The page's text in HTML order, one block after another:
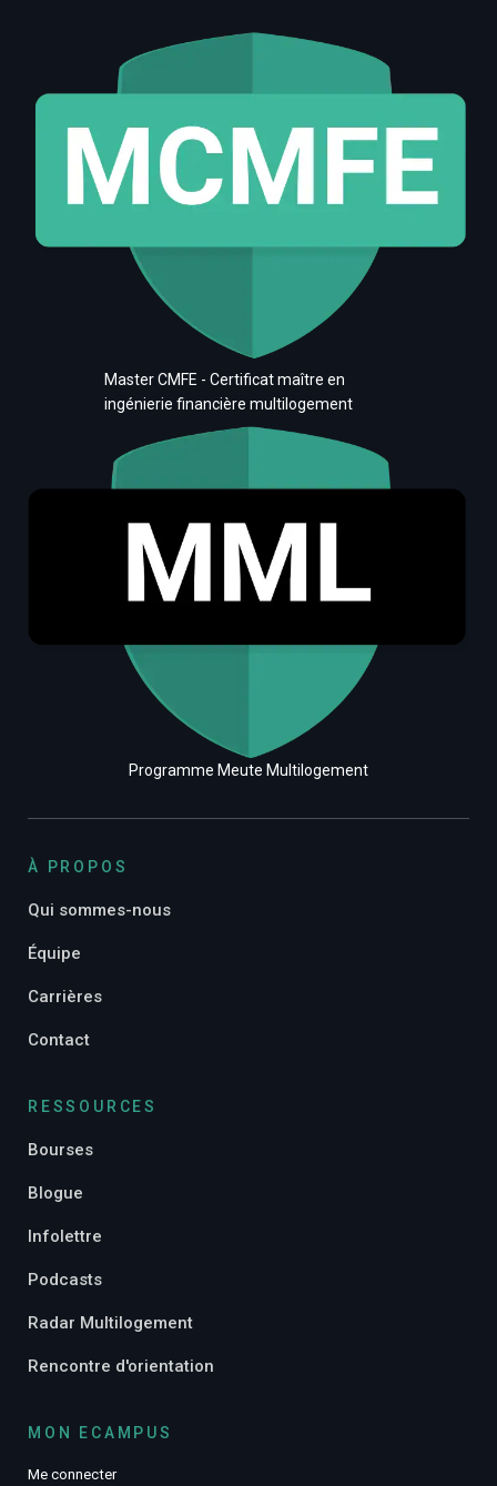
Master CMFE - Certificat maître en
ingénierie financière multilogement
Programme Meute Multilogement
À PROPOS
Qui sommes-nous
Équipe
Carrières
Contact
RESSOURCES
Bourses
Blogue
Infolettre
Podcasts
Radar Multilogement
Rencontre d'orientation
MON ECAMPUS
Me connecter